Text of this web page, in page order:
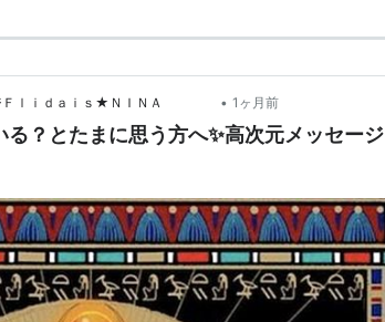
ジＦｌｉｄａｉｓ★ＮＩＮＡ • 1ヶ月前
る？とたまに思う方へ✨高次元メッセージ